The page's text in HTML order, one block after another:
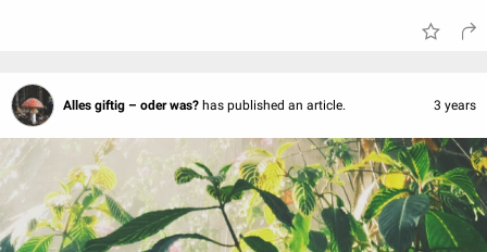
Alles giftig – oder was? has published an article. 3 years